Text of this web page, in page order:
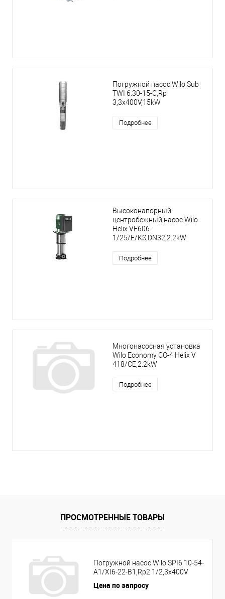
Погружной насос Wilo Sub
TWI 6.30-15-C,Rp
3,3x400V,15kW
Подробнее
Высоконапорный
центробежный насос Wilo
Helix VE606-
1/25/E/KS,DN32,2.2kW
Подробнее
Многонасосная установка
Wilo Economy CO-4 Helix V
418/CE,2.2kW
Подробнее
ПРОСМОТРЕННЫЕ ТОВАРЫ
Погружной насос Wilo SPI6.10-54-
A1/XI6-22-B1,Rp2 1/2,3x400V
Цена по запросу